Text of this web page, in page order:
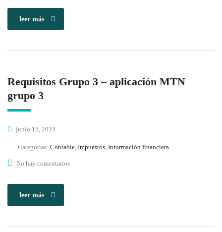
leer más
Requisitos Grupo 3 – aplicación MTN
grupo 3
junio 15, 2023
Categorías: Contable, Impuestos, Información financiera
No hay comentarios
leer más